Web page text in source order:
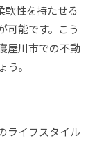
軟性を持たせる
可能です。こう
屋川市での不動
。
ライフスタイル